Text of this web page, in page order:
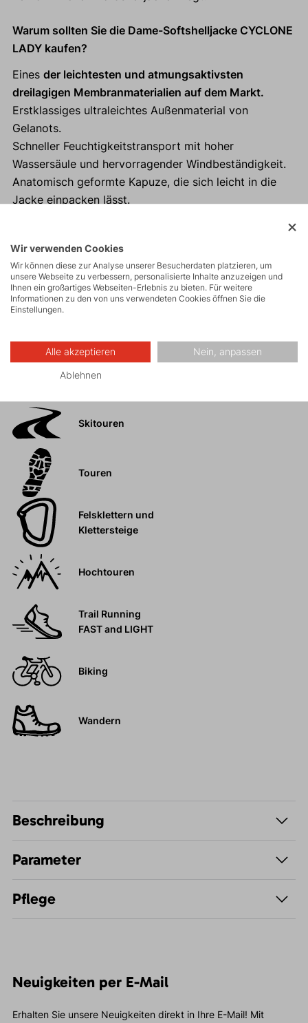
Warum sollten Sie die Dame-Softshelljacke CYCLONE
LADY kaufen?
Eines der leichtesten und atmungsaktivsten
dreilagigen Membranmaterialien auf dem Markt.
Erstklassiges ultraleichtes Außenmaterial von
Gelanots.
Schneller Feuchtigkeitstransport mit hoher
Wassersäule und hervorragender Windbeständigkeit.
Anatomisch geformte Kapuze, die sich leicht in die
Jacke einpacken lässt.
Reflektierende Elemente
Sicherheit bei Dunkelheit und Nässe.
100% verschweißte Nähte.
Daumenschlaufen an den Ärmeln.
Aktivitäten
Skitouren
Touren
Felsklettern und
Klettersteige
Hochtouren
Trail Running
FAST and LIGHT
Biking
Wandern
Beschreibung
Parameter
Pflege
Neuigkeiten per E-Mail
Erhalten Sie unsere Neuigkeiten direkt in Ihre E-Mail! Mit
Wir verwenden Cookies
Wir können diese zur Analyse unserer Besucherdaten platzieren, um
unsere Webseite zu verbessern, personalisierte Inhalte anzuzeigen und
Ihnen ein großartiges Webseiten-Erlebnis zu bieten. Für weitere
Informationen zu den von uns verwendeten Cookies öffnen Sie die
Einstellungen.
Alle akzeptieren Nein, anpassen
Ablehnen